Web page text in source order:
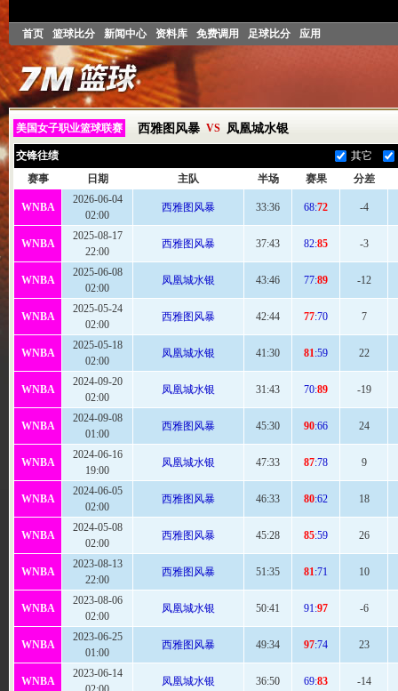
首页 篮球比分 新闻中心 资料库 免费调用 足球比分 应用
美国女子职业篮球联赛 西雅图风暴 VS 凤凰城水银
交锋往绩
其它
赛事
日期 主队 半场 赛果 分差
WNBA
2026-06-04
02:00
西雅图风暴 33:36 68:72 -4
WNBA
2025-08-17
22:00
西雅图风暴 37:43 82:85 -3
WNBA
2025-06-08
02:00
凤凰城水银 43:46 77:89 -12
WNBA
2025-05-24
02:00
西雅图风暴 42:44 77:70 7
WNBA
2025-05-18
02:00
凤凰城水银 41:30 81:59 22
WNBA
2024-09-20
02:00
凤凰城水银 31:43 70:89 -19
WNBA
2024-09-08
01:00
西雅图风暴 45:30 90:66 24
WNBA
2024-06-16
19:00
凤凰城水银 47:33 87:78 9
WNBA
2024-06-05
02:00
西雅图风暴 46:33 80:62 18
WNBA
2024-05-08
02:00
西雅图风暴 45:28 85:59 26
WNBA
2023-08-13
22:00
西雅图风暴 51:35 81:71 10
WNBA
2023-08-06
02:00
凤凰城水银 50:41 91:97 -6
WNBA
2023-06-25
01:00
西雅图风暴 49:34 97:74 23
WNBA
2023-06-14
凤凰城水银 36:50 69:83 -14